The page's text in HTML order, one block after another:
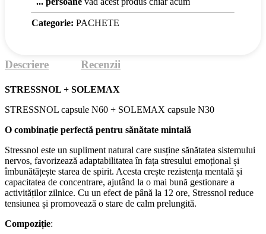
Categorie: PACHETE
Descriere Recenzii
STRESSNOL + SOLEMAX
STRESSNOL capsule N60 + SOLEMAX capsule N30
O combinație perfectă pentru sănătate mintală
Stressnol este un supliment natural care susține sănătatea sistemului
nervos, favorizează adaptabilitatea în fața stresului emoțional și
îmbunătățește starea de spirit. Acesta crește rezistența mentală și
capacitatea de concentrare, ajutând la o mai bună gestionare a
activităților zilnice. Cu un efect de până la 12 ore, Stressnol reduce
tensiunea și promovează o stare de calm prelungită.
Compoziție: